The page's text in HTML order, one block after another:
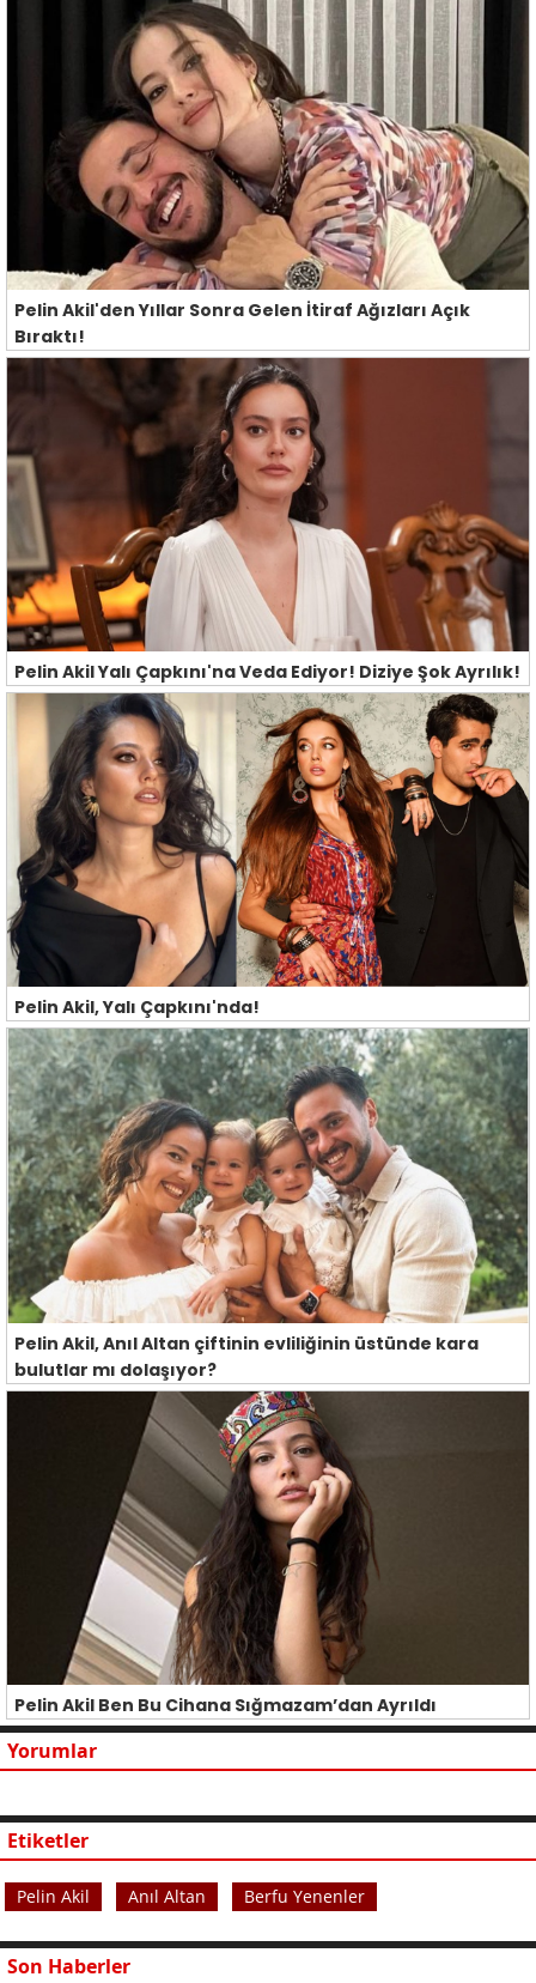
Pelin Akil'den Yıllar Sonra Gelen İtiraf Ağızları Açık
Bıraktı!
Pelin Akil Yalı Çapkını'na Veda Ediyor! Diziye Şok Ayrılık!
Pelin Akil, Yalı Çapkını'nda!
Pelin Akil, Anıl Altan çiftinin evliliğinin üstünde kara
bulutlar mı dolaşıyor?
Pelin Akil Ben Bu Cihana Sığmazam’dan Ayrıldı
Yorumlar
Etiketler
Pelin Akil Anıl Altan Berfu Yenenler
Son Haberler